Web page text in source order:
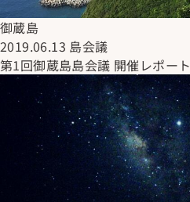
御蔵島
2019.06.13 島会議
第1回御蔵島島会議 開催レポート